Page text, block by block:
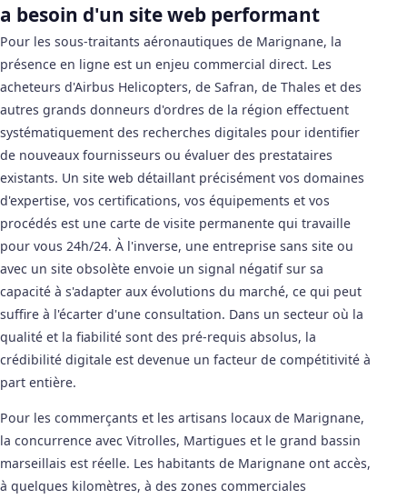
a besoin d'un site web performant
Pour les sous-traitants aéronautiques de Marignane, la
présence en ligne est un enjeu commercial direct. Les
acheteurs d'Airbus Helicopters, de Safran, de Thales et des
autres grands donneurs d'ordres de la région effectuent
systématiquement des recherches digitales pour identifier
de nouveaux fournisseurs ou évaluer des prestataires
existants. Un site web détaillant précisément vos domaines
d'expertise, vos certifications, vos équipements et vos
procédés est une carte de visite permanente qui travaille
pour vous 24h/24. À l'inverse, une entreprise sans site ou
avec un site obsolète envoie un signal négatif sur sa
capacité à s'adapter aux évolutions du marché, ce qui peut
suffire à l'écarter d'une consultation. Dans un secteur où la
qualité et la fiabilité sont des pré-requis absolus, la
crédibilité digitale est devenue un facteur de compétitivité à
part entière.
Pour les commerçants et les artisans locaux de Marignane,
la concurrence avec Vitrolles, Martigues et le grand bassin
marseillais est réelle. Les habitants de Marignane ont accès,
à quelques kilomètres, à des zones commerciales